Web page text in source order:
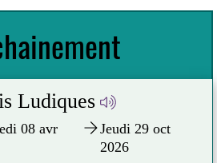
Ludiques
08 avr
Jeudi 29 oct
2026